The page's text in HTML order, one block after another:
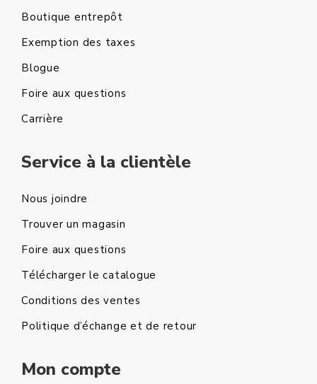
Boutique entrepôt
Exemption des taxes
Blogue
Foire aux questions
Carrière
Service à la clientèle
Nous joindre
Trouver un magasin
Foire aux questions
Télécharger le catalogue
Conditions des ventes
Politique d’échange et de retour
Mon compte